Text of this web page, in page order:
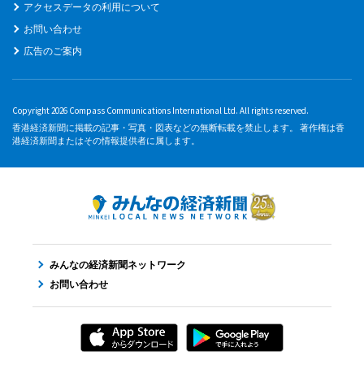
アクセスデータの利用について
お問い合わせ
広告のご案内
Copyright 2026 Compass Communications International Ltd. All rights reserved.
香港経済新聞に掲載の記事・写真・図表などの無断転載を禁止します。 著作権は香
港経済新聞またはその情報提供者に属します。
みんなの経済新聞ネットワーク
お問い合わせ